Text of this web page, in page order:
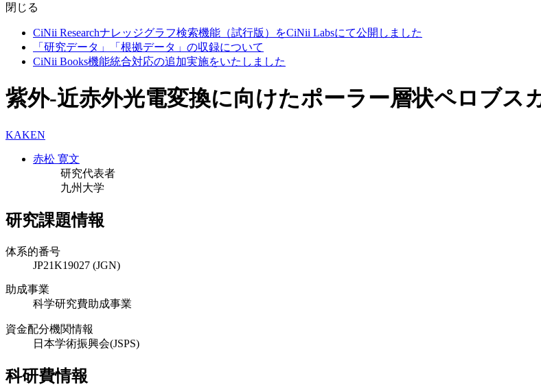
閉じる
CiNii Researchナレッジグラフ検索機能（試行版）をCiNii Labsにて公開しました
「研究データ」「根拠データ」の収録について
CiNii Books機能統合対応の追加実施をいたしました
紫外-近赤外光電変換に向けたポーラー層状ペロブス
KAKEN
赤松 寛文
研究代表者
九州大学
研究課題情報
体系的番号
JP21K19027 (JGN)
助成事業
科学研究費助成事業
資金配分機関情報
日本学術振興会(JSPS)
科研費情報